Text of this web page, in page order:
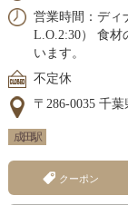
営業時間：ディ
L.O.2:30） 食材
います。
不定休
〒286-0035 千
成田駅
クーポン